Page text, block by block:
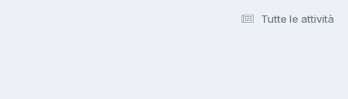
Tutte le attività